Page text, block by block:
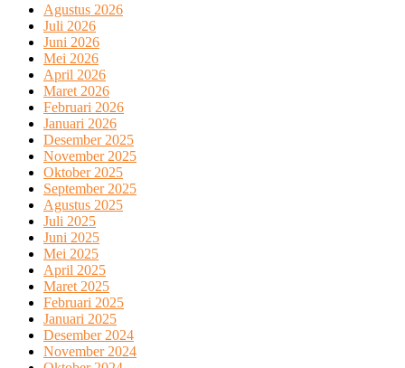
Agustus 2026
Juli 2026
Juni 2026
Mei 2026
April 2026
Maret 2026
Februari 2026
Januari 2026
Desember 2025
November 2025
Oktober 2025
September 2025
Agustus 2025
Juli 2025
Juni 2025
Mei 2025
April 2025
Maret 2025
Februari 2025
Januari 2025
Desember 2024
November 2024